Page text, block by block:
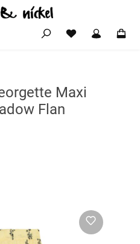
Maxi
Flan